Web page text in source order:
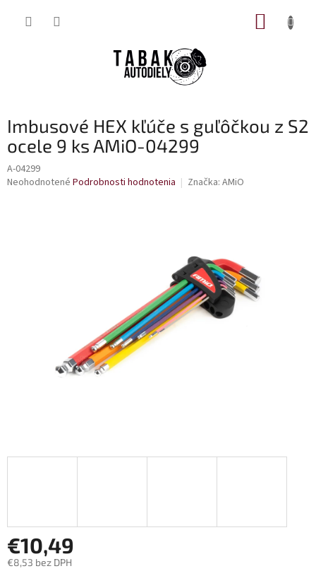
Imbusové HEX kľúče s guľôčkou z S2
ocele 9 ks AMiO-04299
A-04299
Priemerné
Neohodnotené Podrobnosti hodnotenia Značka: AMiO
€10,49
€8,53 bez DPH